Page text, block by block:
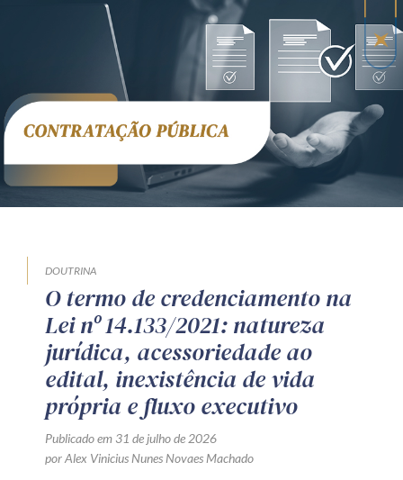
DOUTRINA
O termo de credenciamento na
Lei nº 14.133/2021: natureza
jurídica, acessoriedade ao
edital, inexistência de vida
própria e fluxo executivo
Publicado em 31 de julho de 2026
por Alex Vinicius Nunes Novaes Machado